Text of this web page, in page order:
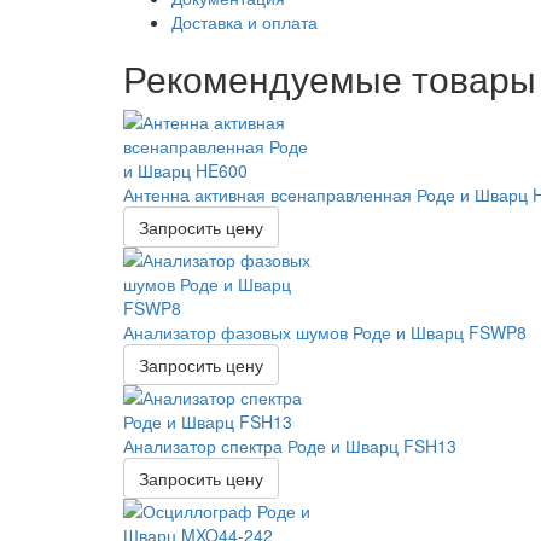
Доставка и оплата
Рекомендуемые товары
Антенна активная всенаправленная Роде и Шварц
Запросить цену
Анализатор фазовых шумов Роде и Шварц FSWP8
Запросить цену
Анализатор спектра Роде и Шварц FSH13
Запросить цену